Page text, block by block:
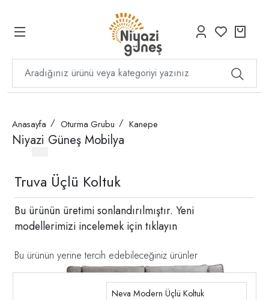
Anasayfa Oturma Grubu Kanepe
Niyazi Güneş Mobilya
Truva Üçlü Koltuk
Bu ürünün üretimi sonlandırılmıştır. Yeni
modellerimizi incelemek içintıklayın
Bu ürünün yerine tercih edebileceğiniz ürünler
Neva Modern Üçlü Koltuk